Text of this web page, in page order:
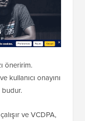
öneririm.
kullanıcı onayını
budur.
ve VCDPA,